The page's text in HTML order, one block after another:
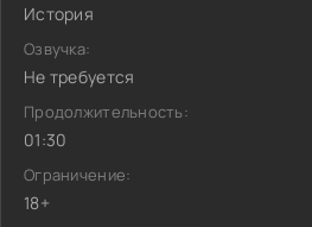
История
Озвучка:
Не требуется
Продолжительность:
01:30
Ограничение:
18+